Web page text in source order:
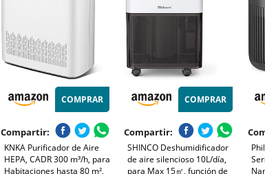
COMPRAR
Compartir:
KNKA Purificador de Aire
HEPA, CADR 300 m³/h, para
Habitaciones hasta 80 m²,
COMPRAR
Compartir:
SHINCO Deshumidificador
de aire silencioso 10L/día,
para Max 15㎡, función de